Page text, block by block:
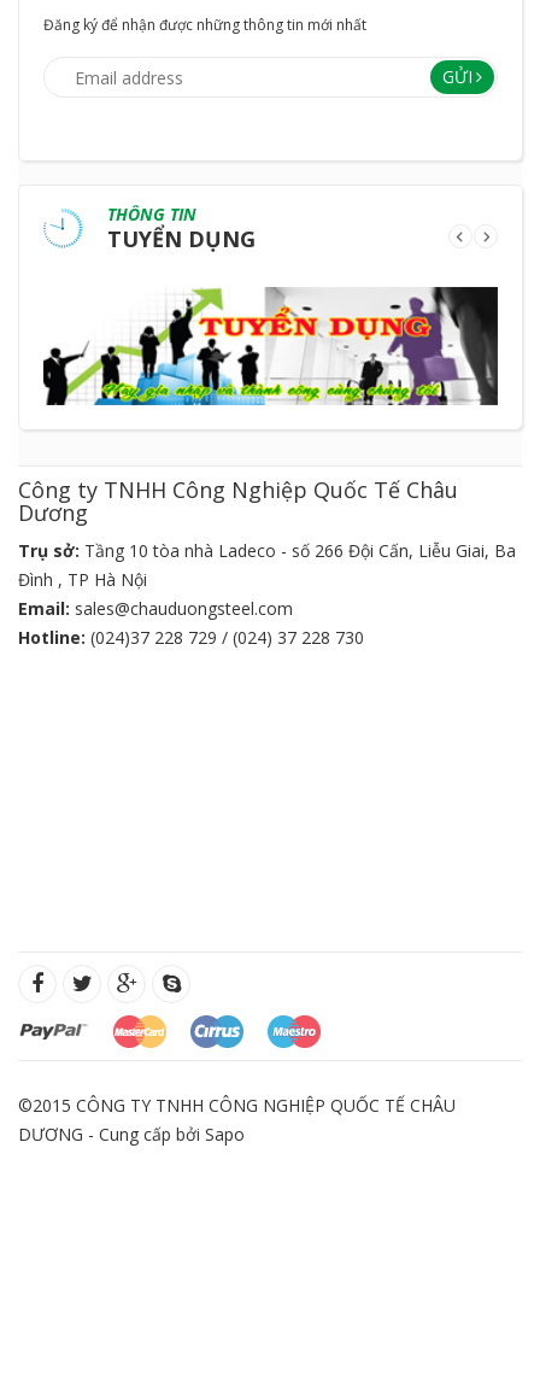
Đăng ký để nhận được những thông tin mới nhất
GỬI
THÔNG TIN
TUYỂN DỤNG
Công ty TNHH Công Nghiệp Quốc Tế Châu
Dương
Trụ sở: Tầng 10 tòa nhà Ladeco - số 266 Đội Cấn, Liễu Giai, Ba
Đình , TP Hà Nội
Email: sales@chauduongsteel.com
Hotline: (024)37 228 729 / (024) 37 228 730
©2015 CÔNG TY TNHH CÔNG NGHIỆP QUỐC TẾ CHÂU
DƯƠNG - Cung cấp bởi Sapo